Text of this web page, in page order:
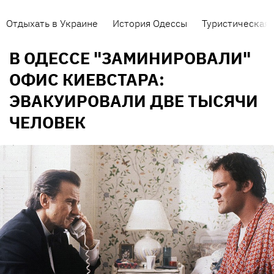
Отдыхать в Украине История Одессы Туристическая
В ОДЕССЕ "ЗАМИНИРОВАЛИ"
ОФИС КИЕВСТАРА:
ЭВАКУИРОВАЛИ ДВЕ ТЫСЯЧИ
ЧЕЛОВЕК